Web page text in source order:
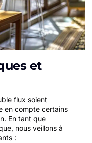
et
flux soient
en compte certains
En tant que
nous veillons à
: